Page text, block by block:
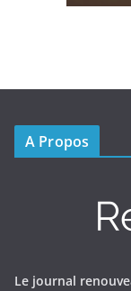
A Propos
Le journal